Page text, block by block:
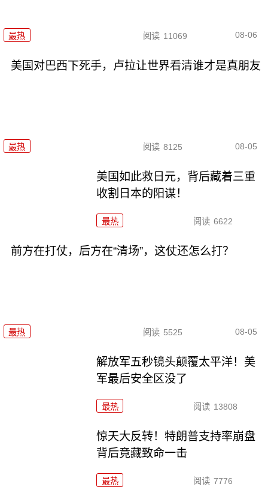
最热 阅读 11069 08-06
美国对巴西下死手，卢拉让世界看清谁才是真朋友
最热 阅读 8125 08-05
美国如此救日元，背后藏着三重
收割日本的阳谋！
最热 阅读 6622
前方在打仗，后方在“清场”，这仗还怎么打？
最热 阅读 5525 08-05
解放军五秒镜头颠覆太平洋！美
军最后安全区没了
最热 阅读 13808
惊天大反转！特朗普支持率崩盘
背后竟藏致命一击
最热 阅读 7776